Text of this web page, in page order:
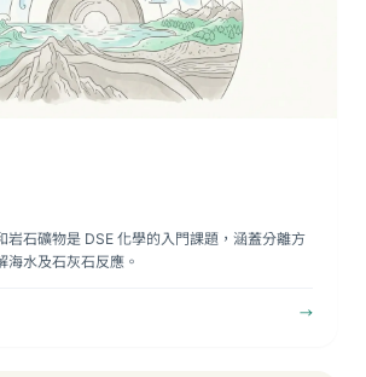
岩石礦物是 DSE 化學的入門課題，涵蓋分離方
海水及石灰石反應。
→